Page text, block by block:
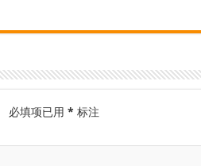
必填项已用 * 标注